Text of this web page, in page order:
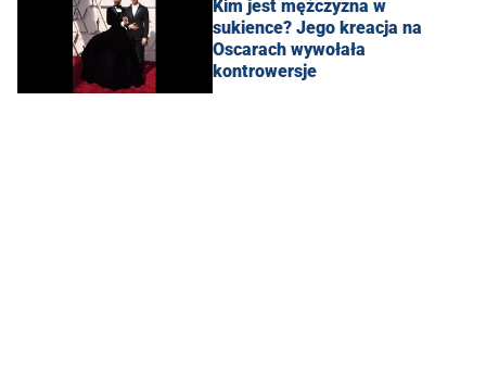
Kim jest mężczyzna w
sukience? Jego kreacja na
Oscarach wywołała
kontrowersje